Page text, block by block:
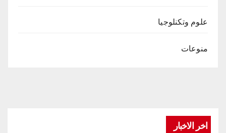
علوم وتكنلوجيا
منوعات
اخر الاخبار